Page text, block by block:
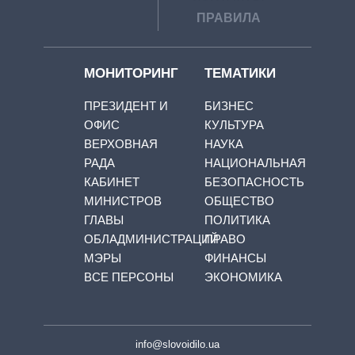
ПРАВИЛА
МОНИТОРИНГ
ПРЕЗИДЕНТ И
ОФИС
ВЕРХОВНАЯ
РАДА
КАБИНЕТ
МИНИСТРОВ
ГЛАВЫ
ОБЛАДМИНИСТРАЦИЙ
МЭРЫ
ВСЕ ПЕРСОНЫ
ТЕМАТИКИ
БИЗНЕС
КУЛЬТУРА
НАУКА
НАЦИОНАЛЬНАЯ
БЕЗОПАСНОСТЬ
ОБЩЕСТВО
ПОЛИТИКА
ПРАВО
ФИНАНСЫ
ЭКОНОМИКА
info@slovoidilo.ua